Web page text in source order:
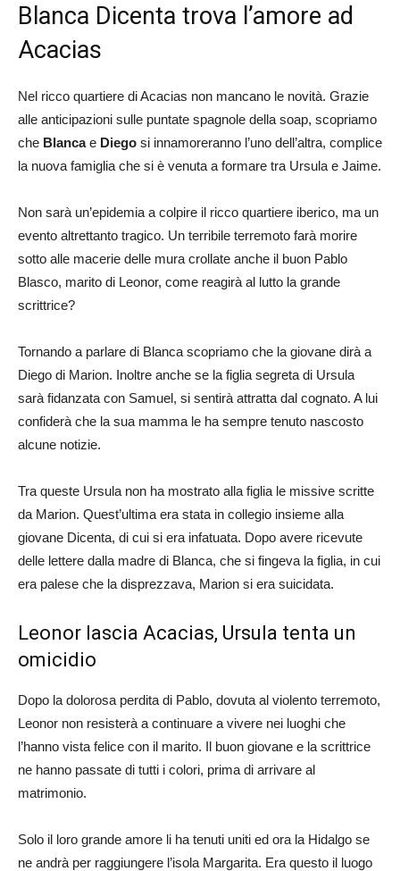
Blanca Dicenta trova l’amore ad
Acacias
Nel ricco quartiere di Acacias non mancano le novità. Grazie
alle anticipazioni sulle puntate spagnole della soap, scopriamo
che Blancae Diego si innamoreranno l’uno dell’altra, complice
la nuova famiglia che si è venuta a formare tra Ursula e Jaime.
Non sarà un’epidemia a colpire il ricco quartiere iberico, ma un
evento altrettanto tragico. Un terribile terremoto farà morire
sotto alle macerie delle mura crollate anche il buon Pablo
Blasco, marito di Leonor, come reagirà al lutto la grande
scrittrice?
Tornando a parlare di Blanca scopriamo che la giovane dirà a
Diego di Marion. Inoltre anche se la figlia segreta di Ursula
sarà fidanzata con Samuel, si sentirà attratta dal cognato. A lui
confiderà che la sua mamma le ha sempre tenuto nascosto
alcune notizie.
Tra queste Ursula non ha mostrato alla figlia le missive scritte
da Marion. Quest’ultima era stata in collegio insieme alla
giovane Dicenta, di cui si era infatuata. Dopo avere ricevute
delle lettere dalla madre di Blanca, che si fingeva la figlia, in cui
era palese che la disprezzava, Marion si era suicidata.
Leonor lascia Acacias, Ursula tenta un
omicidio
Dopo la dolorosa perdita di Pablo, dovuta al violento terremoto,
Leonor non resisterà a continuare a vivere nei luoghi che
l’hanno vista felice con il marito. Il buon giovane e la scrittrice
ne hanno passate di tutti i colori, prima di arrivare al
matrimonio.
Solo il loro grande amore li ha tenuti uniti ed ora la Hidalgo se
ne andrà per raggiungere l’isola Margarita. Era questo il luogo